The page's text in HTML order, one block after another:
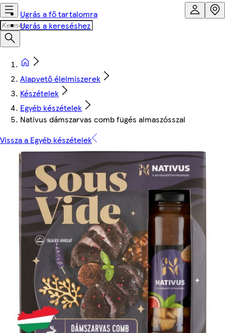
Ugrás a fő tartalomra
Ugrás a kereséshez
Alapvető élelmiszerek
Készételek
Egyéb készételek
Nativus dámszarvas comb fügés almaszósszal
Vissza a Egyéb készételek